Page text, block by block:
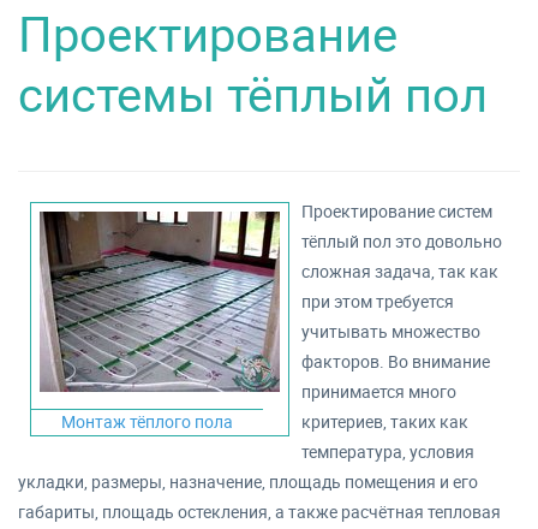
Проектирование
системы тёплый пол
Монтаж тёплого пола
Проектирование систем
тёплый пол это довольно
сложная задача, так как
при этом требуется
учитывать множество
факторов. Во внимание
принимается много
критериев, таких как
температура, условия
укладки, размеры, назначение, площадь помещения и его
габариты, площадь остекления, а также расчётная тепловая